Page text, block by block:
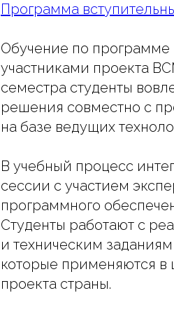
Программа
Обучение по программе
участниками проекта
семестра студенты
решения совместно с
на базе ведущих
В учебный процесс
сессии с участием
программного
Студенты работают с
и техническим
которые применяются
проекта страны.